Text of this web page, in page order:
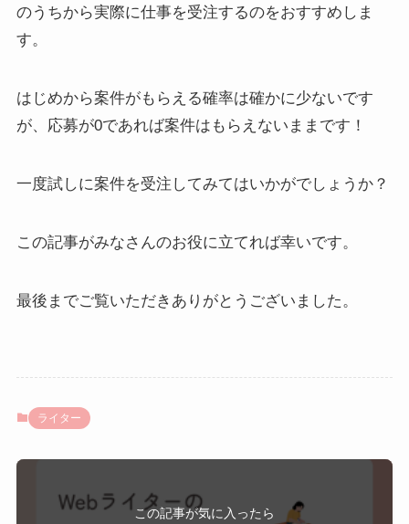
のうちから実際に仕事を受注するのをおすすめしま
す。
はじめから案件がもらえる確率は確かに少ないです
が、応募が0であれば案件はもらえないままです！
一度試しに案件を受注してみてはいかがでしょうか？
この記事がみなさんのお役に立てれば幸いです。
最後までご覧いただきありがとうございました。
ライター
この記事が気に入ったら